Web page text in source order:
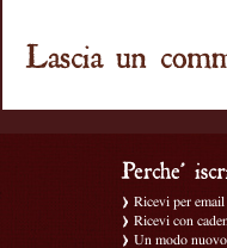
Ricevi per
Ricevi con
Un modo